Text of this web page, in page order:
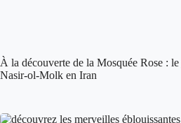
À la découverte de la Mosquée Rose :
Nasir-ol-Molk en Iran